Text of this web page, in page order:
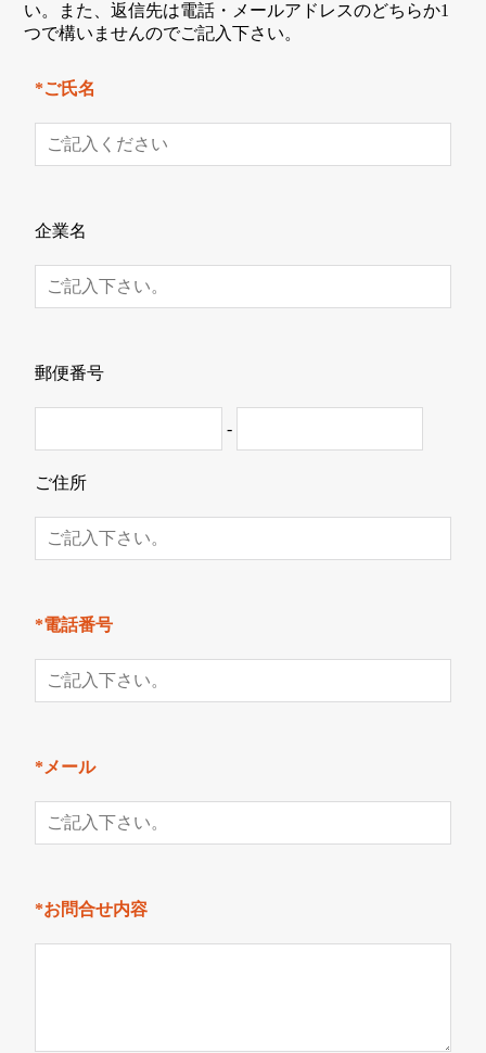
い。また、返信先は電話・メールアドレスのどちらか1
つで構いませんのでご記入下さい。
*ご氏名
企業名
郵便番号
-
ご住所
*電話番号
*メール
*お問合せ内容